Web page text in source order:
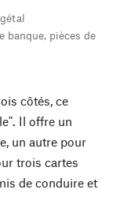
banque, pièces de
côtés, ce
Il offre un
un autre pour
trois cartes
de conduire et